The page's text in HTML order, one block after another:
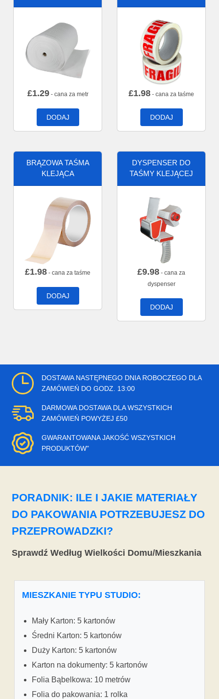
£1.29- cana za metr
DODAJ
£1.98 - cana za taśme
DODAJ
BRĄZOWA TAŚMA
KLEJĄCA
£1.98 - cana za taśme
DODAJ
DYSPENSER DO
TAŚMY KLEJĄCEJ
£9.98 - cana za
dyspenser
DODAJ
DOSTAWA NASTĘPNEGO DNIA ROBOCZEGO DLA
ZAMÓWIEŃ DO GODZ. 13:00
DARMOWA DOSTAWA DLA WSZYSTKICH
ZAMÓWIEŃ POWYŻEJ £50
GWARANTOWANA JAKOŚĆ WSZYSTKICH
PRODUKTÓW"
PORADNIK: ILE I JAKIE MATERIAŁY
DO PAKOWANIA POTRZEBUJESZ DO
PRZEPROWADZKI?
Sprawdź Według Wielkości Domu/Mieszkania
MIESZKANIE TYPU STUDIO:
Mały Karton: 5 kartonów
Średni Karton: 5 kartonów
Duży Karton: 5 kartonów
Karton na dokumenty: 5 kartonów
Folia Bąbelkowa: 10 metrów
Folia do pakowania: 1 rolka